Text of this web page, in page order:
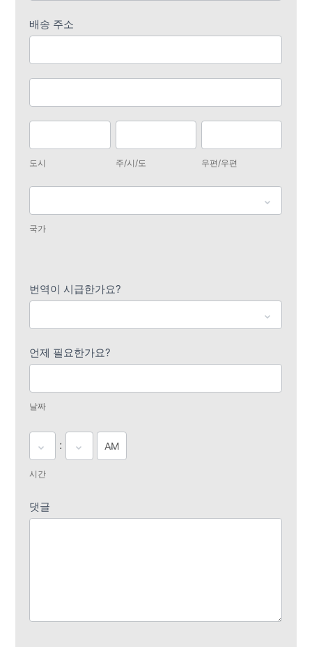
배송 주소
송
주
송
주
시
도시
시/
도
주/시/도
편/
우
편
우편/우편
가
국가
주
번역이 시급한가요?
언제 필요한가요?
날짜
:
시간
댓글